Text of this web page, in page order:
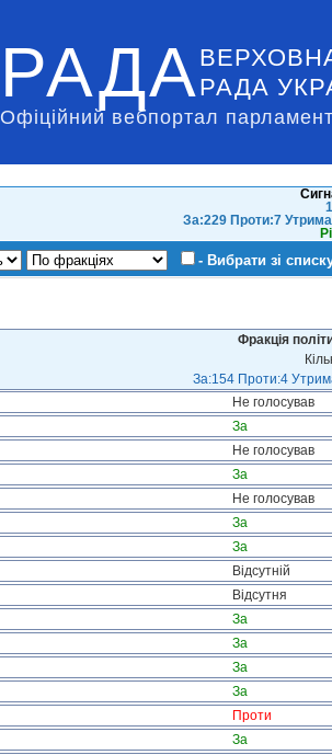
РАДА РАДА
Офіційний вебпортал
За:229 Проти:7
- Вибрати зі
Фракція
За:154 Проти:4
Не голосував
За
Не голосував
За
Не голосував
За
За
Відсутній
Відсутня
За
За
За
За
Проти
За